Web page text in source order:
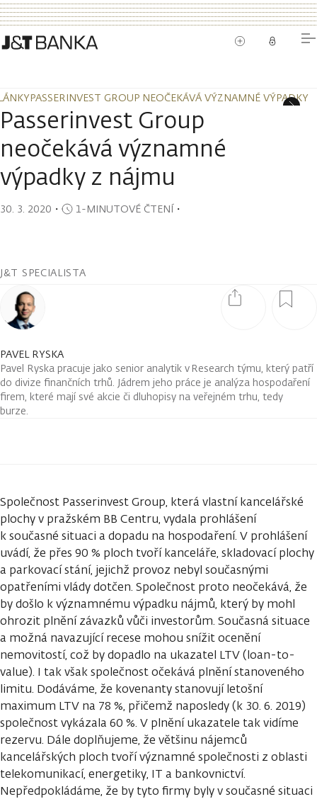
PASSERINVEST GROUP NEOČEKÁVÁ VÝZNAMNÉ VÝPADKY
PASSERINVEST GROUP NEOČEKÁVÁ VÝZNAMNÉ VÝPADKY
Passerinvest Group
neočekává významné
výpadky z nájmu
30. 3. 2020 ・ 1-MINUTOVÉ ČTENÍ・
J&T SPECIALISTA
PAVEL RYSKA
Pavel Ryska pracuje jako senior analytik v Research týmu, který patří
do divize finančních trhů. Jádrem jeho práce je analýza hospodaření
firem, které mají své akcie či dluhopisy na veřejném trhu, tedy
burze.
Společnost Passerinvest Group, která vlastní kancelářské
plochy v pražském BB Centru, vydala prohlášení
k současné situaci a dopadu na hospodaření. V prohlášení
uvádí, že přes 90 % ploch tvoří kanceláře, skladovací plochy
a parkovací stání, jejichž provoz nebyl současnými
opatřeními vlády dotčen. Společnost proto neočekává, že
by došlo k významnému výpadku nájmů, který by mohl
ohrozit plnění závazků vůči investorům. Současná situace
a možná navazující recese mohou snížit ocenění
nemovitostí, což by dopadlo na ukazatel LTV (loan-to-
value). I tak však společnost očekává plnění stanoveného
limitu. Dodáváme, že kovenanty stanovují letošní
maximum LTV na 78 %, přičemž naposledy (k 30. 6. 2019)
společnost vykázala 60 %. V plnění ukazatele tak vidíme
rezervu. Dále doplňujeme, že většinu nájemců
kancelářských ploch tvoří významné společnosti z oblasti
telekomunikací, energetiky, IT a bankovnictví.
Nepředpokládáme, že by tyto firmy byly v současné situaci